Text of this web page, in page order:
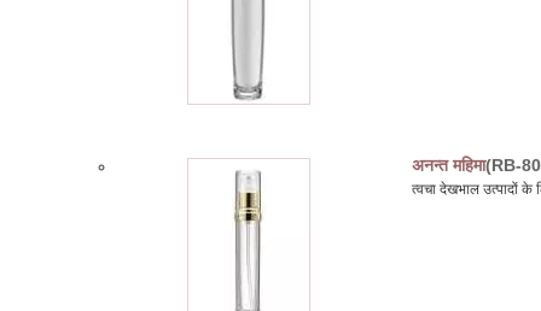
अनन्त महिमा(RB-
त्वचा देखभाल उत्पादों के